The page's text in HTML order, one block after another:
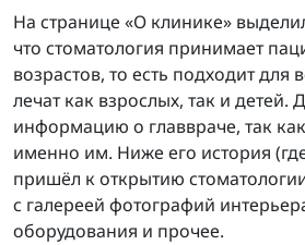
На странице «О клинике»
что стоматология принимает
возрастов, то есть подходит для
лечат как взрослых, так и детей.
информацию о главвраче, так
именно им. Ниже его история
пришёл к открытию
с галереей фотографий
оборудования и прочее.